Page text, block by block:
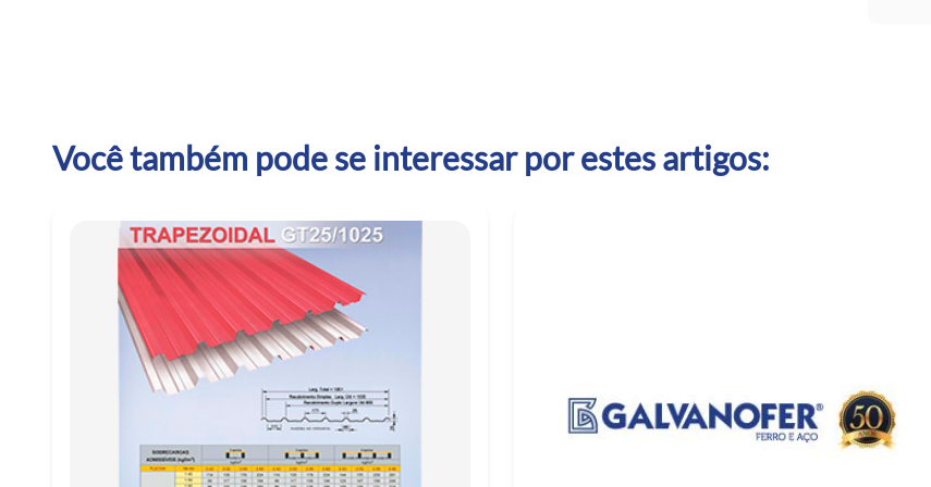
Você também pode se interessar por estes artigos: